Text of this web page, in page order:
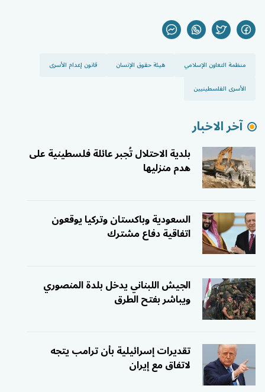
منظمة التعاون الإسلامي هيئة حقوق الإنسان
قانون إعدام الأسرى
الأسرى الفلسطينيين
آخر الاخبار
بلدية الاحتلال تُجبر عائلة فلسطينية على
هدم منزليها
السعودية وباكستان وتركيا يوقعون
اتفاقية دفاع مشترك
الجيش اللبناني يدخل بلدة المنصوري
ويباشر بفتح الطرق
تقديرات إسرائيلية بأن ترامب يتجه
لاتفاق مع إيران